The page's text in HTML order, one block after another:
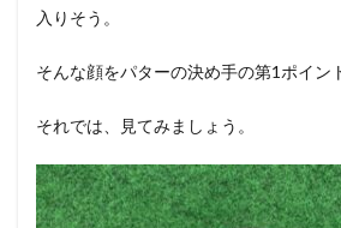
り心
3
パタ
TM1
を振
った
入りそう。
そんな顔をパターの決め手の第1ポイン
それでは、見てみましょう。